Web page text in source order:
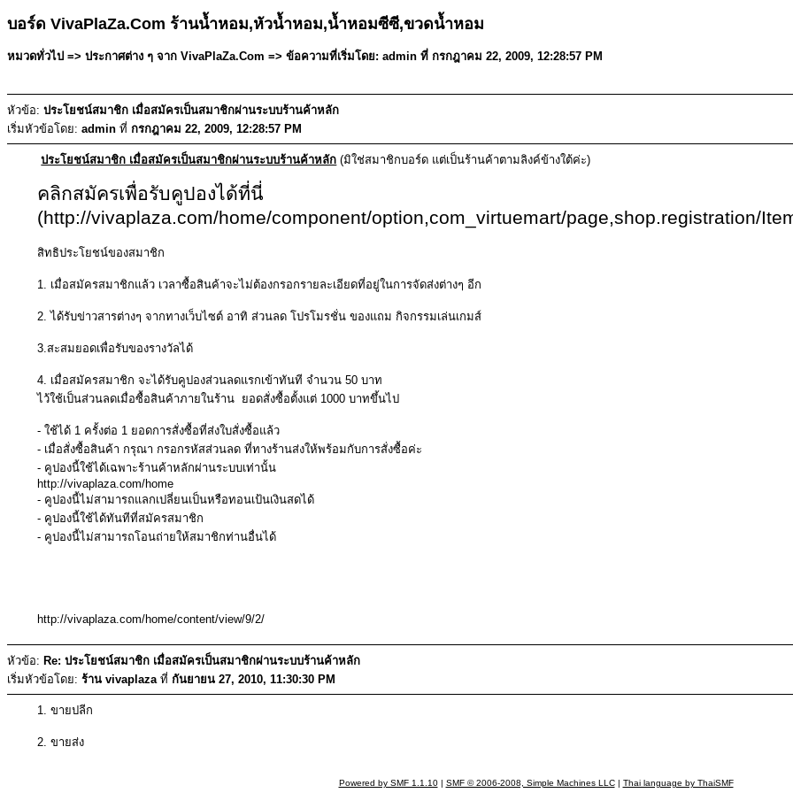
บอร์ด VivaPlaZa.Com ร้านน้ำหอม,หัวน้ำหอม,น้ำหอมซีซี,ขวดน้ำหอม
หมวดทั่วไป => ประกาศต่าง ๆ จาก VivaPlaZa.Com => ข้อความที่เริ่มโดย: admin ที่ กรกฎาคม 22, 2009, 12:28:57 PM
หัวข้อ: ประโยชน์สมาชิก เมื่อสมัครเป็นสมาชิกผ่านระบบร้านค้าหลัก
เริ่มหัวข้อโดย: admin ที่ กรกฎาคม 22, 2009, 12:28:57 PM
ประโยชน์สมาชิก เมื่อสมัครเป็นสมาชิกผ่านระบบร้านค้าหลัก (มิใช่สมาชิกบอร์ด แต่เป็นร้านค้าตามลิงค์ข้างใต้ค่ะ)
คลิกสมัครเพื่อรับคูปองได้ที่นี่
(http://vivaplaza.com/home/component/option,com_virtuemart/page,shop.registration/
สิทธิประโยชน์ของสมาชิก
1. เมื่อสมัครสมาชิกแล้ว เวลาซื้อสินค้าจะไม่ต้องกรอกรายละเอียดที่อยู่ในการจัดส่งต่างๆ อีก
2. ได้รับข่าวสารต่างๆ จากทางเว็บไซต์ อาทิ ส่วนลด โปรโมรชั่น ของแถม กิจกรรมเล่นเกมส์
3.สะสมยอดเพื่อรับของรางวัลได้
4. เมื่อสมัครสมาชิก จะได้รับคูปองส่วนลดแรกเข้าทันที จำนวน 50 บาท
ไว้ใช้เป็นส่วนลดเมื่อซื้อสินค้าภายในร้าน ยอดสั่งซื้อตั้งแต่ 1000 บาทขึ้นไป
- ใช้ได้ 1 ครั้งต่อ 1 ยอดการสั่งซื้อที่ส่งใบสั่งซื้อแล้ว
- เมื่อสั่งซื้อสินค้า กรุณา กรอกรหัสส่วนลด ที่ทางร้านส่งให้พร้อมกับการสั่งซื้อค่ะ
- คูปองนี้ใช้ได้เฉพาะร้านค้าหลักผ่านระบบเท่านั้น
http://vivaplaza.com/home
- คูปองนี้ไม่สามารถแลกเปลี่ยนเป็นหรือทอนเป้นเงินสดได้
- คูปองนี้ใช้ได้ทันทีที่สมัครสมาชิก
- คูปองนี้ไม่สามารถโอนถ่ายให้สมาชิกท่านอื่นได้
http://vivaplaza.com/home/content/view/9/2/
หัวข้อ: Re: ประโยชน์สมาชิก เมื่อสมัครเป็นสมาชิกผ่านระบบร้านค้าหลัก
เริ่มหัวข้อโดย: ร้าน vivaplaza ที่ กันยายน 27, 2010, 11:30:30 PM
1. ขายปลีก
2. ขายส่ง
Powered by SMF 1.1.10| SMF © 2006-2008, Simple Machines LLC| Thai language by ThaiSMF